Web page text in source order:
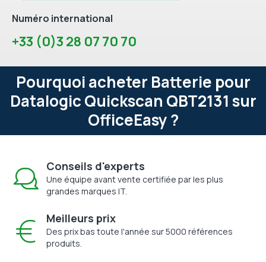
Numéro international
+33 (0)3 28 07 70 70
Pourquoi acheter Batterie pour
Datalogic Quickscan QBT2131 sur
OfficeEasy ?
Conseils d'experts
Une équipe avant vente certifiée par les plus
grandes marques IT.
Meilleurs prix
Des prix bas toute l'année sur 5000 références
produits.